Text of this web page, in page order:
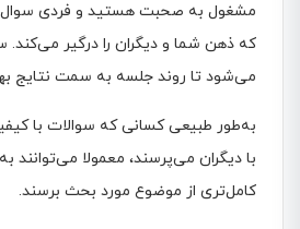
مشغول به صحبت هستید و فردی
که ذهن شما و دیگران را درگیر می‌کند.
می‌شود تا روند جلسه به سمت نتایج
به‌طور طبیعی کسانی که سوالات با
با دیگران می‌پرسند، معمولا
کامل‌تری از موضوع مورد بحث برسند.